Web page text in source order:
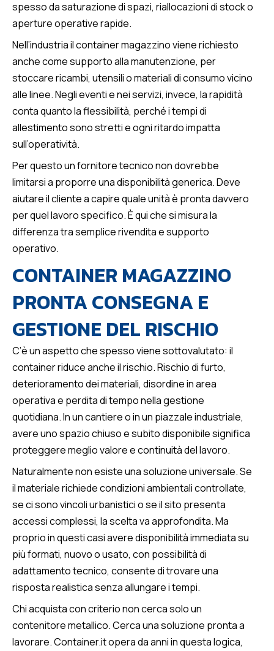
spesso da saturazione di spazi, riallocazioni di stock o
aperture operative rapide.
Nell’industria il container magazzino viene richiesto
anche come supporto alla manutenzione, per
stoccare ricambi, utensili o materiali di consumo vicino
alle linee. Negli eventi e nei servizi, invece, la rapidità
conta quanto la flessibilità, perché i tempi di
allestimento sono stretti e ogni ritardo impatta
sull’operatività.
Per questo un fornitore tecnico non dovrebbe
limitarsi a proporre una disponibilità generica. Deve
aiutare il cliente a capire quale unità è pronta davvero
per quel lavoro specifico. È qui che si misura la
differenza tra semplice rivendita e supporto
operativo.
CONTAINER MAGAZZINO
PRONTA CONSEGNA E
GESTIONE DEL RISCHIO
C’è un aspetto che spesso viene sottovalutato: il
container riduce anche il rischio. Rischio di furto,
deterioramento dei materiali, disordine in area
operativa e perdita di tempo nella gestione
quotidiana. In un cantiere o in un piazzale industriale,
avere uno spazio chiuso e subito disponibile significa
proteggere meglio valore e continuità del lavoro.
Naturalmente non esiste una soluzione universale. Se
il materiale richiede condizioni ambientali controllate,
se ci sono vincoli urbanistici o se il sito presenta
accessi complessi, la scelta va approfondita. Ma
proprio in questi casi avere disponibilità immediata su
più formati, nuovo o usato, con possibilità di
adattamento tecnico, consente di trovare una
risposta realistica senza allungare i tempi.
Chi acquista con criterio non cerca solo un
contenitore metallico. Cerca una soluzione pronta a
lavorare. Container.it opera da anni in questa logica,